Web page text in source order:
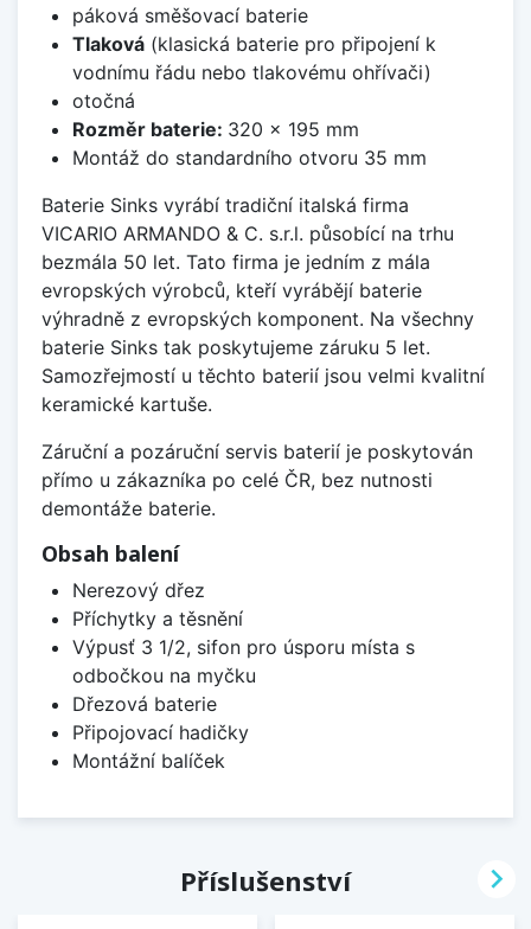
páková směšovací baterie
Tlaková(klasická baterie pro připojení k
vodnímu řádu nebo tlakovému ohřívači)
otočná
Rozměr baterie: 320 x 195 mm
Montáž do standardního otvoru 35 mm
Baterie Sinks vyrábí tradiční italská firma
VICARIO ARMANDO & C. s.r.l. působící na trhu
bezmála 50 let. Tato firma je jedním z mála
evropských výrobců, kteří vyrábějí baterie
výhradně z evropských komponent. Na všechny
baterie Sinks tak poskytujeme záruku 5 let.
Samozřejmostí u těchto baterií jsou velmi kvalitní
keramické kartuše.
Záruční a pozáruční servis baterií je poskytován
přímo u zákazníka po celé ČR, bez nutnosti
demontáže baterie.
Obsah balení
Nerezový dřez
Příchytky a těsnění
Výpusť 3 1/2, sifon pro úsporu místa s
odbočkou na myčku
Dřezová baterie
Připojovací hadičky
Montážní balíček
Příslušenství 